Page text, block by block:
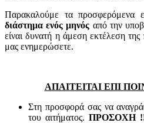
Παρακαλούμε τα προσφερόμενα
διάστημα ενός μηνός από την
είναι δυνατή η άμεση εκτέλεση
μας ενημερώσετε.
ΑΠΑΙΤΕΙΤΑΙ ΕΠΙ
Στη προσφορά σας να
του αιτήματος.ΠΡΟΣΟΧΗ !!